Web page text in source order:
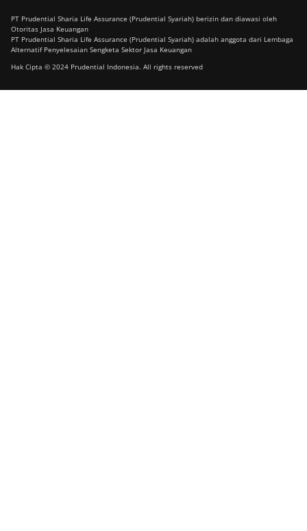
PT Prudential Sharia Life Assurance (Prudential Syariah) berizin dan diawasi oleh
Otoritas Jasa Keuangan
PT Prudential Sharia Life Assurance (Prudential Syariah) adalah anggota dari Lembaga
Alternatif Penyelesaian Sengketa Sektor Jasa Keuangan
Hak Cipta © 2024 Prudential Indonesia. All rights reserved